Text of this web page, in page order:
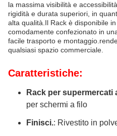
la massima visibilità e
rigidità e durata superiori, in
alta qualità.Il Rack è disponibile
comodamente confezionato in
facile trasporto e
qualsiasi spazio commerciale.
Caratteristiche:
Rack per supermercati
per schermi a filo
Finisci.: Rivestito in